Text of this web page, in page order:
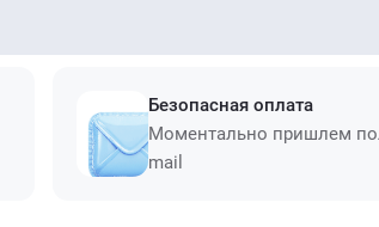
Безопасная оплата
Моментально пришлем
mail